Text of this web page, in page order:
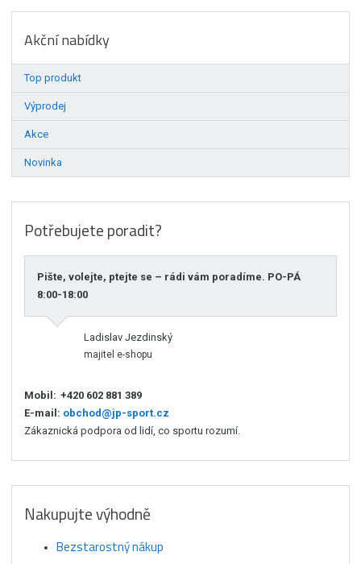
Akční nabídky
Top produkt
Výprodej
Akce
Novinka
Potřebujete poradit?
Pište, volejte, ptejte se – rádi vám poradíme. PO-PÁ
8:00-18:00
Ladislav Jezdinský
majitel e-shopu
Mobil: +420 602 881 389
E-mail: obchod@jp-sport.cz
Zákaznická podpora od lidí, co sportu rozumí.
Nakupujte výhodně
Bezstarostný nákup